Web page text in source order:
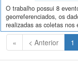
O trabalho possui 8
georreferenciados, os
realizadas as coletas nos
« < Anterior 1